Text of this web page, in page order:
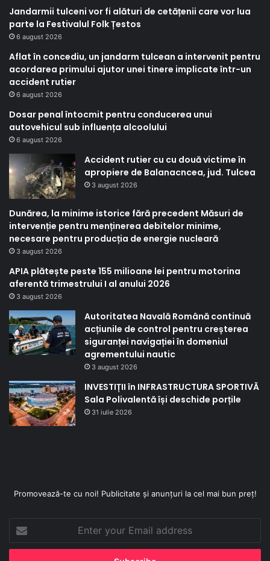
Jandarmii tulceni vor fi alături de cetățenii care vor lua
parte la Festivalul Folk Țestos
6 august 2026
Aflat în concediu, un jandarm tulcean a intervenit pentru
acordarea primului ajutor unei tinere implicate într-un
accident rutier
6 august 2026
Dosar penal întocmit pentru conducerea unui
autovehicul sub influența alcoolului
6 august 2026
Accident rutier cu cu două victime în
apropiere de Balanacncea, jud. Tulcea
3 august 2026
Dunărea, la minime istorice fără precedent Măsuri de
intervenție pentru menținerea debitelor minime,
necesare pentru producția de energie nucleară
3 august 2026
APIA plătește peste 155 milioane lei pentru motorina
aferentă trimestrului I al anului 2026
3 august 2026
Autoritatea Navală Română continuă
acțiunile de control pentru creșterea
siguranței navigației în domeniul
agrementului nautic
3 august 2026
INVESTIȚII în INFRASTRUCTURA SPORTIVĂ
Sala Polivalentă își deschide porțile
31 iulie 2026
Promovează-te cu noi! Publicitate și anunțuri la cel mai bun preț!
Enter
your
Email